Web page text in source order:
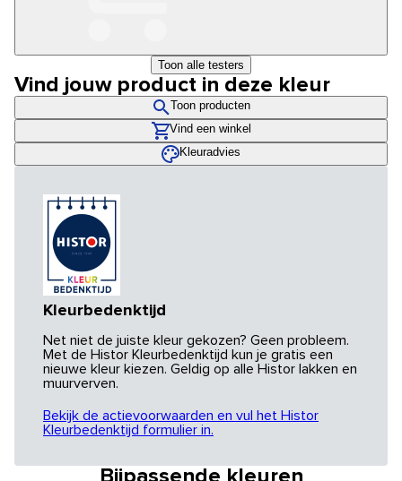
Toon alle testers
Vind jouw product in deze kleur
Toon producten
Vind een winkel
Kleuradvies
Kleurbedenktijd
Net niet de juiste kleur gekozen? Geen probleem.
Met de Histor Kleurbedenktijd kun je gratis een
nieuwe kleur kiezen. Geldig op alle Histor lakken en
muurverven.
Bekijk de actievoorwaarden en vul het Histor
Kleurbedenktijd formulier in.
Bijpassende kleuren